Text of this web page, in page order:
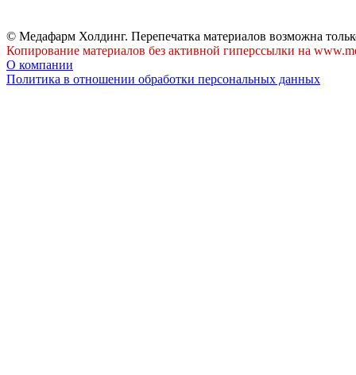
© Медафарм Холдинг. Перепечатка материалов возможна
Копирование материалов без активной гиперссылки на
О компании
Политика в отношении обработки персональных данных